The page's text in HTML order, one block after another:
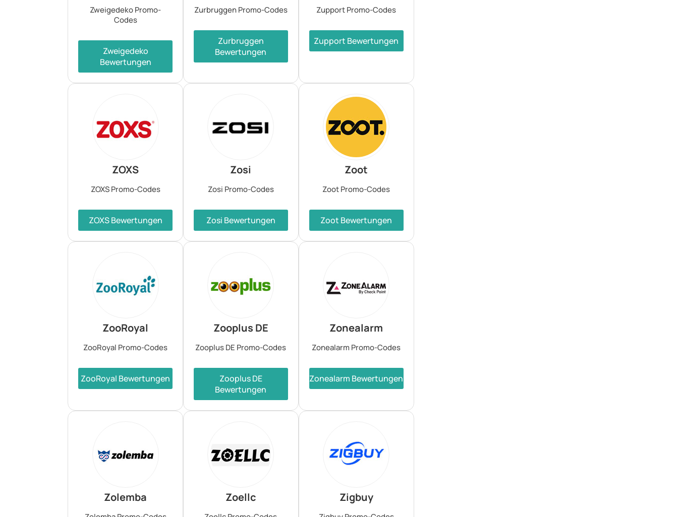
Zweigedeko Promo-
Codes
Zweigedeko
Bewertungen
Zurbruggen Promo-Codes
Zurbruggen
Bewertungen
Zupport Promo-Codes
Zupport Bewertungen
ZOXS
ZOXS Promo-Codes
ZOXS Bewertungen
Zosi
Zosi Promo-Codes
Zosi Bewertungen
Zoot
Zoot Promo-Codes
Zoot Bewertungen
ZooRoyal
ZooRoyal Promo-Codes
ZooRoyal Bewertungen
Zooplus DE
Zooplus DE Promo-Codes
Zooplus DE
Bewertungen
Zonealarm
Zonealarm Promo-Codes
Zonealarm Bewertungen
Zolemba Zoellc Zigbuy